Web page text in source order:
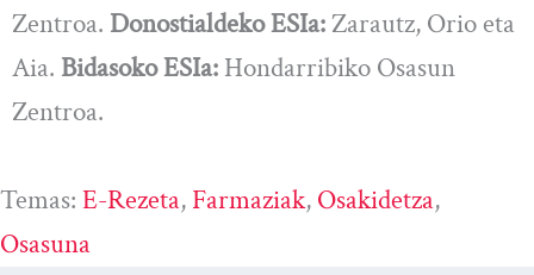
Zentroa. Donostialdeko ESIa:Zarautz, Orio eta
Aia. Bidasoko ESIa: Hondarribiko Osasun
Zentroa.
Temas: E-Rezeta, Farmaziak, Osakidetza
Osasuna